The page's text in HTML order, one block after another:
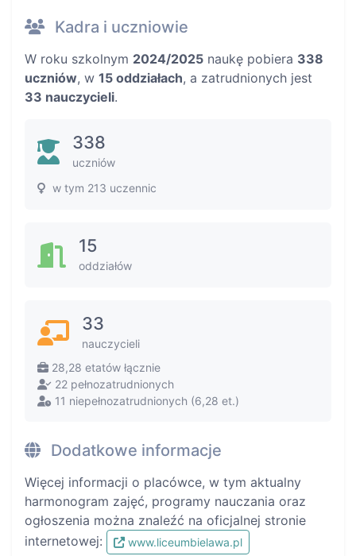
Kadra i uczniowie
W roku szkolnym 2024/2025 naukę pobiera 338
uczniów, w 15 oddziałach, a zatrudnionych jest
33 nauczycieli.
338
uczniów
w tym 213 uczennic
15
oddziałów
33
nauczycieli
28,28 etatów łącznie
22 pełnozatrudnionych
11 niepełnozatrudnionych (6,28 et.)
Dodatkowe informacje
Więcej informacji o placówce, w tym aktualny
harmonogram zajęć, programy nauczania oraz
ogłoszenia można znaleźć na oficjalnej stronie
internetowej:
www.liceumbielawa.pl